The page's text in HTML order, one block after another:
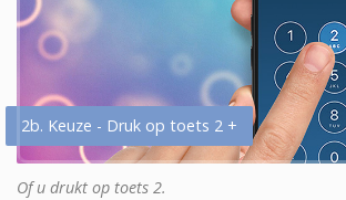
2b. Keuze - Druk op toets 2 +
Of u drukt op toets 2.